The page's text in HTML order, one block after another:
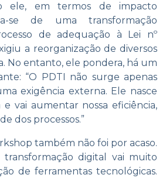
ele, em termos de impacto
se de uma transformação
de adequação à Lei nº
a reorganização de diversos
No entanto, ele pondera, há um
“O PDTI não surge apenas
exigência externa. Ele nasce
vai aumentar nossa eficiência,
dos processos.”
também não foi por acaso.
transformação digital vai muito
de ferramentas tecnológicas.